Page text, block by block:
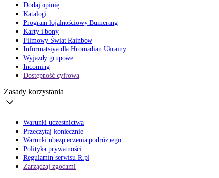
Dodaj opinię
Katalogi
Program lojalnościowy Bumerang
Karty i bony
Filmowy Świat Rainbow
Informatsiya dla Hromadian Ukrainy
Wyjazdy grupowe
Incoming
Dostępność cyfrowa
Zasady korzystania
Warunki uczestnictwa
Przeczytaj koniecznie
Warunki ubezpieczenia podróżnego
Polityka prywatności
Regulamin serwisu R.pl
Zarządzaj zgodami